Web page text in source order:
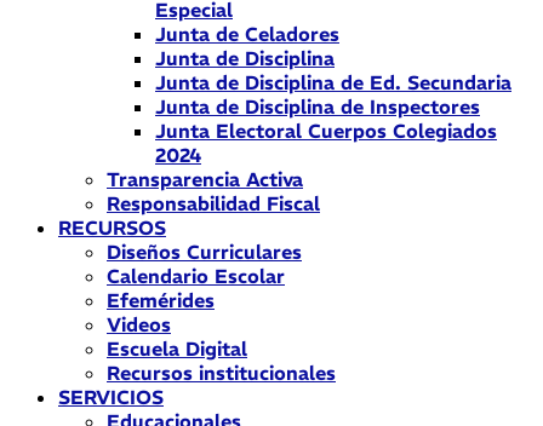
Especial
Junta de Celadores
Junta de Disciplina
Junta de Disciplina de Ed. Secundaria
Junta de Disciplina de Inspectores
Junta Electoral Cuerpos Colegiados
2024
Transparencia Activa
Responsabilidad Fiscal
RECURSOS
Diseños Curriculares
Calendario Escolar
Efemérides
Videos
Escuela Digital
Recursos institucionales
SERVICIOS
Educacionales